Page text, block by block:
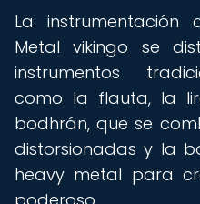
La instrumentación
Metal vikingo se
instrumentos
como la flauta, la
bodhrán, que se
distorsionadas y la
heavy metal para